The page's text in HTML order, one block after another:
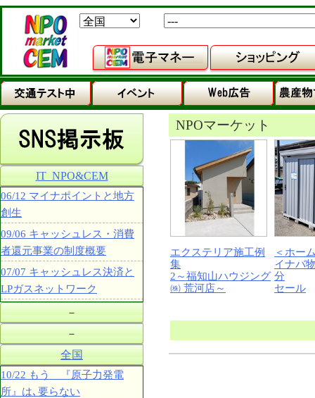
NPOマーケット
エクステリア施工例
集
2～福知山ハウジング
㈱ 荒河店～
＜ホー
イナバ
分
セール
IT_NPO&CEM
06/12 マイナポイントと地方
創生
09/06 キャッシュレス・消費
者還元事業の制度概要
07/07 キャッシュレス決済と
LPガスネットワーク
－
－
全国
10/22 もう 『原子力発電
所』は､要らない